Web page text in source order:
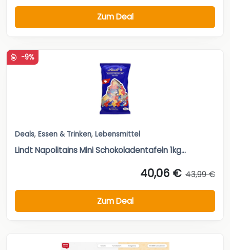
Zum Deal
-9%
Deals, Essen & Trinken, Lebensmittel
Lindt Napolitains Mini Schokoladentafeln 1kg...
40,06 € 43,99 €
Zum Deal